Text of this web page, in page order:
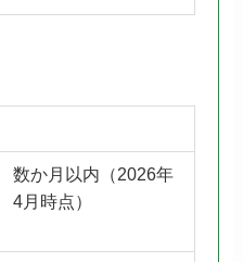
数か月以内（2026年
4月時点）